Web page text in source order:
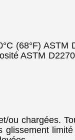
(68°F)
ASTM
ou chargées.